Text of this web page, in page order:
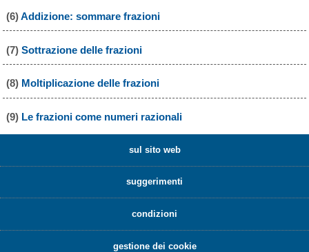
(6)Addizione: sommare frazioni
(7) Sottrazione delle frazioni
(8) Moltiplicazione delle frazioni
(9) Le frazioni come numeri razionali
sul sito web
suggerimenti
condizioni
gestione dei cookie